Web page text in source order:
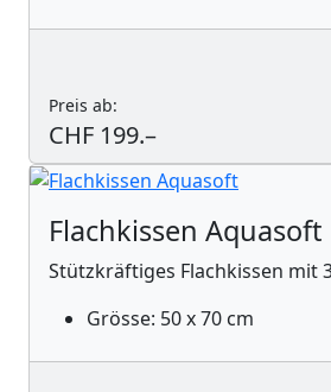
Preis ab:
CHF 199.–
Flachkissen Aquasoft
Stützkräftiges Flachkissen mit
Grösse: 50 x 70 cm